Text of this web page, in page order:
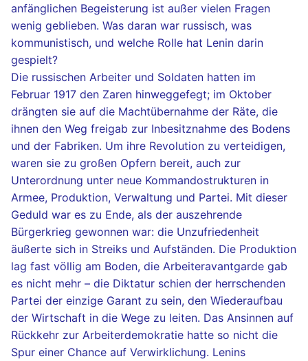
anfänglichen Begeisterung ist außer vielen Fragen
wenig geblieben. Was daran war russisch, was
kommunistisch, und welche Rolle hat Lenin darin
gespielt?
Die russischen Arbeiter und Soldaten hatten im
Februar 1917 den Zaren hinweggefegt; im Oktober
drängten sie auf die Machtübernahme der Räte, die
ihnen den Weg freigab zur Inbesitznahme des Bodens
und der Fabriken. Um ihre Revolution zu verteidigen,
waren sie zu großen Opfern bereit, auch zur
Unterordnung unter neue Kommandostrukturen in
Armee, Produktion, Verwaltung und Partei. Mit dieser
Geduld war es zu Ende, als der auszehrende
Bürgerkrieg gewonnen war: die Unzufriedenheit
äußerte sich in Streiks und Aufständen. Die Produktion
lag fast völlig am Boden, die Arbeiteravantgarde gab
es nicht mehr – die Diktatur schien der herrschenden
Partei der einzige Garant zu sein, den Wiederaufbau
der Wirtschaft in die Wege zu leiten. Das Ansinnen auf
Rückkehr zur Arbeiterdemokratie hatte so nicht die
Spur einer Chance auf Verwirklichung. Lenins